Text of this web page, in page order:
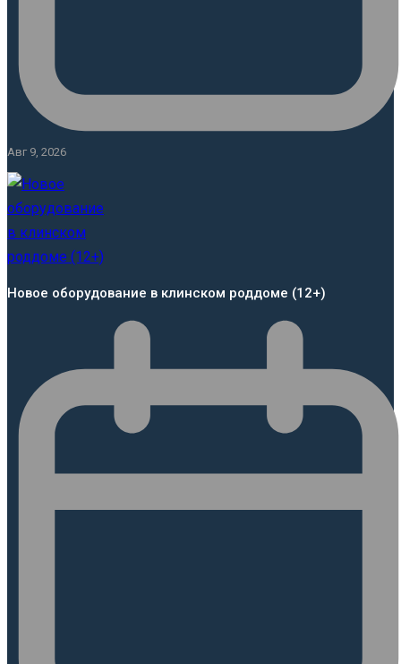
Авг 9, 2026
Новое оборудование в клинском роддоме (12+)